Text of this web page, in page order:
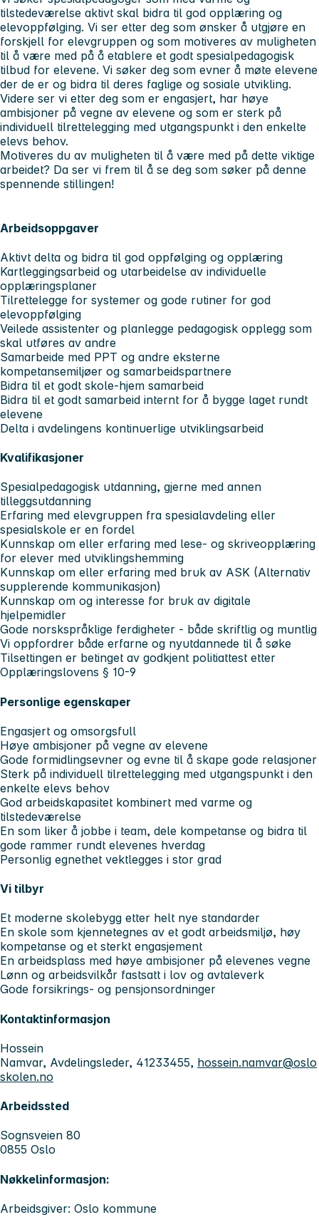
tilstedeværelse aktivt skal bidra til god opplæring og
elevoppfølging. Vi ser etter deg som ønsker å utgjøre en
forskjell for elevgruppen og som motiveres av muligheten
til å være med på å etablere et godt spesialpedagogisk
tilbud for elevene. Vi søker deg som evner å møte elevene
der de er og bidra til deres faglige og sosiale utvikling.
Videre ser vi etter deg som er engasjert, har høye
ambisjoner på vegne av elevene og som er sterk på
individuell tilrettelegging med utgangspunkt i den enkelte
elevs behov.
Motiveres du av muligheten til å være med på dette viktige
arbeidet? Da ser vi frem til å se deg som søker på denne
spennende stillingen!
Arbeidsoppgaver
Aktivt delta og bidra til god oppfølging og opplæring
Kartleggingsarbeid og utarbeidelse av individuelle
opplæringsplaner
Tilrettelegge for systemer og gode rutiner for god
elevoppfølging
Veilede assistenter og planlegge pedagogisk opplegg som
skal utføres av andre
Samarbeide med PPT og andre eksterne
kompetansemiljøer og samarbeidspartnere
Bidra til et godt skole-hjem samarbeid
Bidra til et godt samarbeid internt for å bygge laget rundt
elevene
Delta i avdelingens kontinuerlige utviklingsarbeid
Kvalifikasjoner
Spesialpedagogisk utdanning, gjerne med annen
tilleggsutdanning
Erfaring med elevgruppen fra spesialavdeling eller
spesialskole er en fordel
Kunnskap om eller erfaring med lese- og skriveopplæring
for elever med utviklingshemming
Kunnskap om eller erfaring med bruk av ASK (Alternativ
supplerende kommunikasjon)
Kunnskap om og interesse for bruk av digitale
hjelpemidler
Gode norskspråklige ferdigheter - både skriftlig og muntlig
Vi oppfordrer både erfarne og nyutdannede til å søke
Tilsettingen er betinget av godkjent politiattest etter
Opplæringslovens § 10-9
Personlige egenskaper
Engasjert og omsorgsfull
Høye ambisjoner på vegne av elevene
Gode formidlingsevner og evne til å skape gode relasjoner
Sterk på individuell tilrettelegging med utgangspunkt i den
enkelte elevs behov
God arbeidskapasitet kombinert med varme og
tilstedeværelse
En som liker å jobbe i team, dele kompetanse og bidra til
gode rammer rundt elevenes hverdag
Personlig egnethet vektlegges i stor grad
Vi tilbyr
Et moderne skolebygg etter helt nye standarder
En skole som kjennetegnes av et godt arbeidsmiljø, høy
kompetanse og et sterkt engasjement
En arbeidsplass med høye ambisjoner på elevenes vegne
Lønn og arbeidsvilkår fastsatt i lov og avtaleverk
Gode forsikrings- og pensjonsordninger
Kontaktinformasjon
Hossein
Namvar, Avdelingsleder, 41233455, hossein.namvar@oslo
skolen.no
Arbeidssted
Sognsveien 80
0855 Oslo
Nøkkelinformasjon:
Arbeidsgiver: Oslo kommune